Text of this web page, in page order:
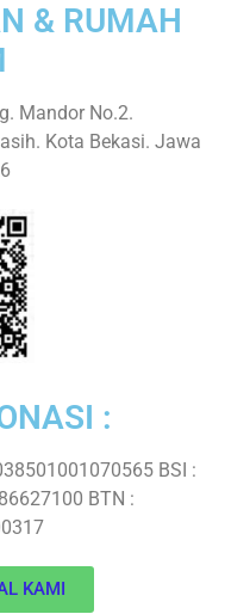
& RUMAH
Mandor No.2.
Kota Bekasi. Jawa
:
BSI :
BTN :
KAMI